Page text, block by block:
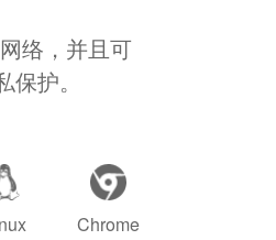
络，并且可
护。
Chrome